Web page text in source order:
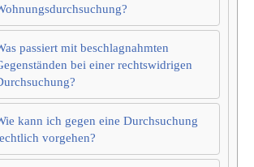
passiert mit beschlagnahmten
bei einer rechtswidrigen
kann ich gegen eine Durchsuchung
vorgehen?